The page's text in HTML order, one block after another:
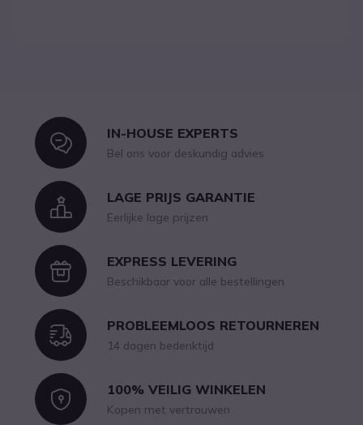
IconIN-HOUSE EXPERTS
Bel ons voor deskundig advies
IconLAGE PRIJS GARANTIE
Eerlijke lage prijzen
IconEXPRESS LEVERING
Beschikbaar voor alle bestellingen
IconPROBLEEMLOOS RETOURNEREN
14 dagen bedenktijd
Icon100% VEILIG WINKELEN
Kopen met vertrouwen